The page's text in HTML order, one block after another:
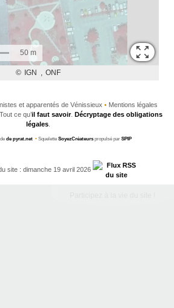
et apparentés de Vénissieux •Mentions légales
ce qu’il faut savoir. Décryptage des obligations
légales
de pyrat.net • Squelette SoyezCréateurs propulsé par SPIP
site : dimanche 19 avril 2026